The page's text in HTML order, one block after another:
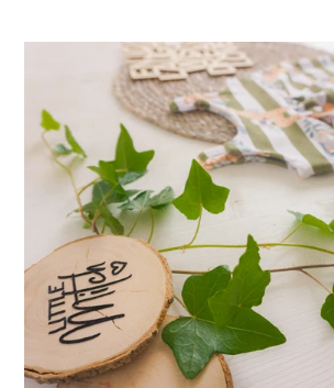
Gewerbelizenz
Schnittmuster